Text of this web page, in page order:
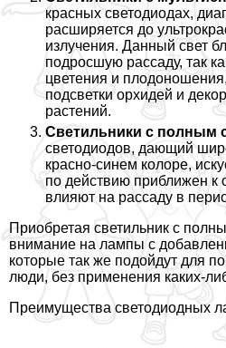
красных светодиодах,
расширяется до
излучения. Данный свет
подросшую рассаду, так
цветения и
подсветки орхидей и
растений.
Светильники с полным
светодиодов, дающий
красно-синем колоре,
по действию приближен к
влияют на рассаду в
Приобретая светильник с
внимание на лампы с
которые так же подойдут для
люди, без применения каких-
Преимущества светодиодных